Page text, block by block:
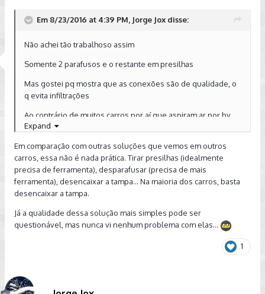
Em 8/23/2016 at 4:39 PM, Jorge Jox disse:
Não achei tão trabalhoso assim
Somente 2 parafusos e o restante em presilhas
Mas gostei pq mostra que as conexões são de qualidade, o
q evita infiltrações
Ao contrário de muitos carros por aí que aspiram ar por by
pass
E o vídeo é legal, já aprendi, caso fique com o carro por mais
de 3 anos
Expand
Em comparação com outras soluções que vemos em outros
carros, essa não é nada prática. Tirar presilhas (idealmente
precisa de ferramenta), desparafusar (precisa de mais
ferramenta), desencaixar a tampa... Na maioria dos carros, basta
desencaixar a tampa.
Já a qualidade dessa solução mais simples pode ser
questionável, mas nunca vi nenhum problema com elas...
1